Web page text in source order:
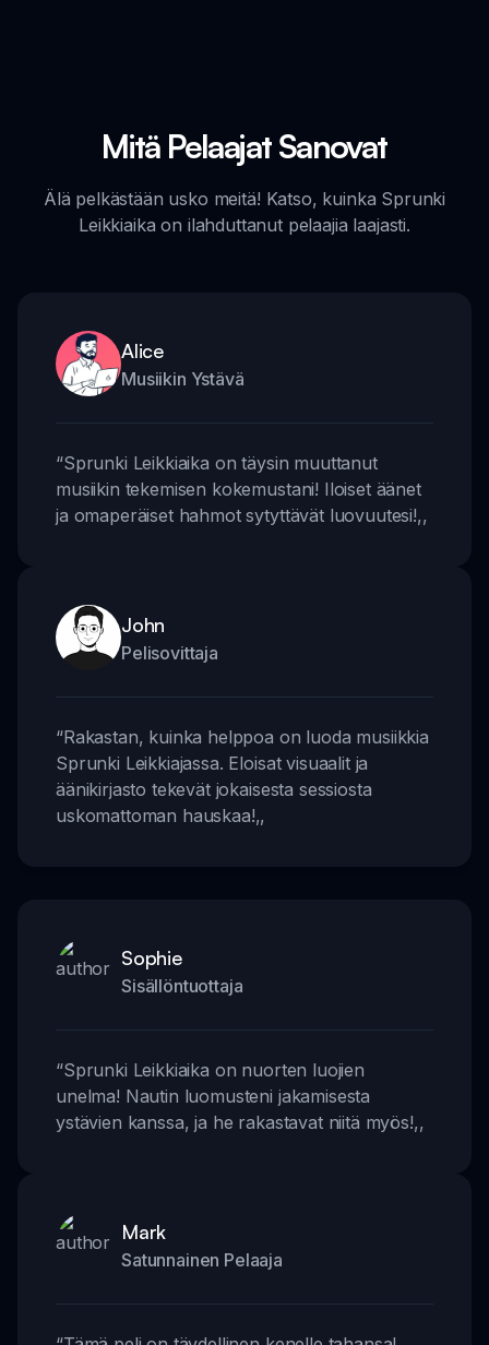
Mitä Pelaajat Sanovat
Älä pelkästään usko meitä! Katso, kuinka Sprunki
Leikkiaika on ilahduttanut pelaajia laajasti.
Alice
Musiikin Ystävä
“Sprunki Leikkiaika on täysin muuttanut
musiikin tekemisen kokemustani! Iloiset äänet
ja omaperäiset hahmot sytyttävät luovuutesi!,,
John
Pelisovittaja
“Rakastan, kuinka helppoa on luoda musiikkia
Sprunki Leikkiajassa. Eloisat visuaalit ja
äänikirjasto tekevät jokaisesta sessiosta
uskomattoman hauskaa!,,
Sophie
Sisällöntuottaja
“Sprunki Leikkiaika on nuorten luojien
unelma! Nautin luomusteni jakamisesta
ystävien kanssa, ja he rakastavat niitä myös!,,
Mark
Satunnainen Pelaaja